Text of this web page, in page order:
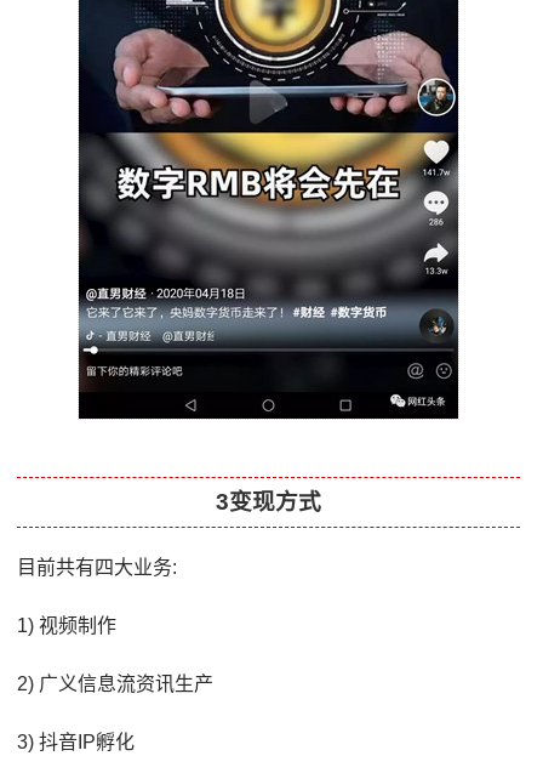
3变现方式
目前共有四大业务:
1) 视频制作
2) 广义信息流资讯生产
3) 抖音IP孵化